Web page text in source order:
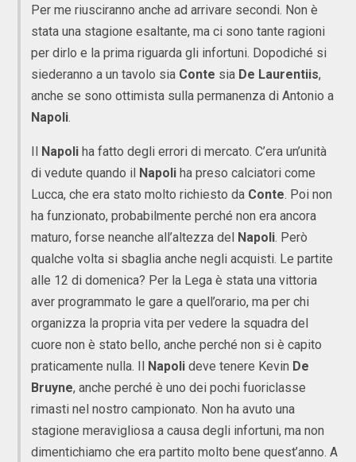
Per me riusciranno anche ad arrivare secondi. Non è
stata una stagione esaltante, ma ci sono tante ragioni
per dirlo e la prima riguarda gli infortuni. Dopodiché si
siederanno a un tavolo sia Conte sia De Laurentiis,
anche se sono ottimista sulla permanenza di Antonio a
Napoli.
Napoli ha fatto degli errori di mercato. C’era un’unità
di vedute quando il Napoli ha preso calciatori come
Lucca, che era stato molto richiesto da Conte. Poi non
ha funzionato, probabilmente perché non era ancora
maturo, forse neanche all’altezza del
Napoli. Però
qualche volta si sbaglia anche negli acquisti. Le partite
alle 12 di domenica? Per la Lega è stata una vittoria
aver programmato le gare a quell’orario, ma per chi
organizza la propria vita per vedere la squadra del
cuore non è stato bello, anche perché non si è capito
praticamente nulla. Il
Napoli deve tenere Kevin De
Bruyne, anche perché è uno dei pochi fuoriclasse
rimasti nel nostro campionato. Non ha avuto una
stagione meravigliosa a causa degli infortuni, ma non
dimentichiamo che era partito molto bene quest’anno. A